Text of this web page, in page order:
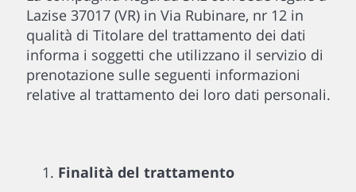
Lazise 37017 (VR) in Via Rubinare, nr 12 in
qualità di Titolare del trattamento dei dati
informa i soggetti che utilizzano il servizio di
prenotazione sulle seguenti informazioni
relative al trattamento dei loro dati personali.
Finalità del trattamento